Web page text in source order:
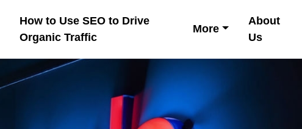
How to Use SEO to Drive
Organic Traffic
More
About
Us